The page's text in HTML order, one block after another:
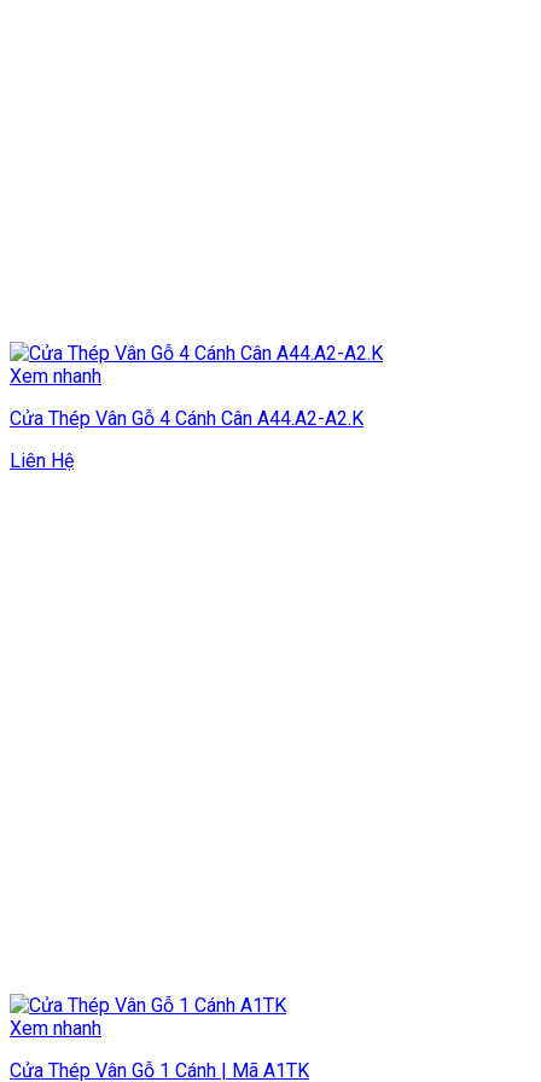
Xem nhanh
Cửa Thép Vân Gỗ 4 Cánh Cân A44.A2-A2.K
Liên Hệ
Xem nhanh
Cửa Thép Vân Gỗ 1 Cánh | Mã A1TK